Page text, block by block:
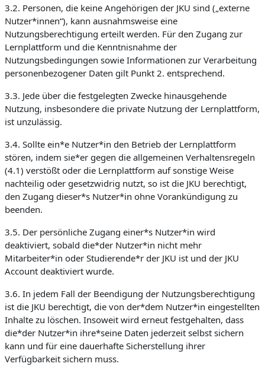
3.2. Personen, die keine Angehörigen der JKU sind („externe
Nutzer*innen“), kann ausnahmsweise eine
Nutzungsberechtigung erteilt werden. Für den Zugang zur
Lernplattform und die Kenntnisnahme der
Nutzungsbedingungen sowie Informationen zur Verarbeitung
personenbezogener Daten gilt Punkt 2. entsprechend.
3.3. Jede über die festgelegten Zwecke hinausgehende
Nutzung, insbesondere die private Nutzung der Lernplattform,
ist unzulässig.
3.4. Sollte ein*e Nutzer*in den Betrieb der Lernplattform
stören, indem sie*er gegen die allgemeinen Verhaltensregeln
(4.1) verstößt oder die Lernplattform auf sonstige Weise
nachteilig oder gesetzwidrig nutzt, so ist die JKU berechtigt,
den Zugang dieser*s Nutzer*in ohne Vorankündigung zu
beenden.
3.5. Der persönliche Zugang einer*s Nutzer*in wird
deaktiviert, sobald die*der Nutzer*in nicht mehr
Mitarbeiter*in oder Studierende*r der JKU ist und der JKU
Account deaktiviert wurde.
3.6. In jedem Fall der Beendigung der Nutzungsberechtigung
ist die JKU berechtigt, die von der*dem Nutzer*in eingestellten
Inhalte zu löschen. Insoweit wird erneut festgehalten, dass
die*der Nutzer*in ihre*seine Daten jederzeit selbst sichern
kann und für eine dauerhafte Sicherstellung ihrer
Verfügbarkeit sichern muss.